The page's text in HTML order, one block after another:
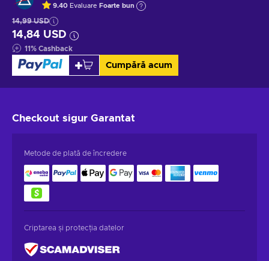
9.40 Evaluare Foarte bun
14,99 USD
14,84 USD
11% Cashback
Cumpără acum
Checkout sigur Garantat
Metode de plată de încredere
Criptarea și protecția datelor